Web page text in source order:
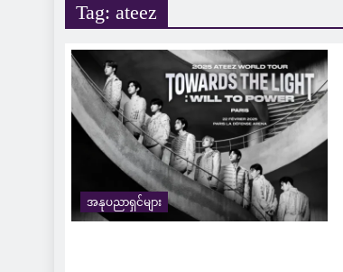
Tag: ateez
အနုပညာရှင်များ